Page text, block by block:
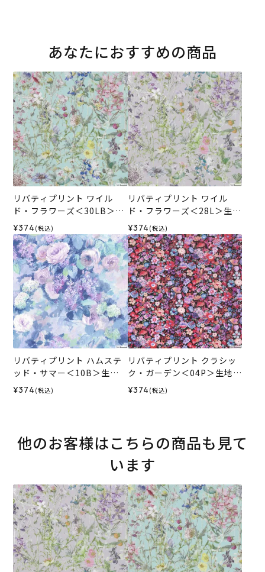
あなたにおすすめの商品
リバティプリント ワイル
ド・フラワーズ＜30LB＞生
地 （ホビーラホビーレオリ
ジナル）2026SS
¥374 (税込)
リバティプリント ワイル
ド・フラワーズ＜28L＞生地
（ホビーラホビーレオリジ
ナル）2026SS
¥374 (税込)
リバティプリント ハムステ
ッド・サマー＜10B＞生地
（ホビーラホビーレオリジ
ナル）2026SS
¥374 (税込)
リバティプリント クラシッ
ク・ガーデン＜04P＞生地
（ホビーラホビーレオリジ
ナル）2026SS
¥374 (税込)
他のお客様はこちらの商品も見て
います